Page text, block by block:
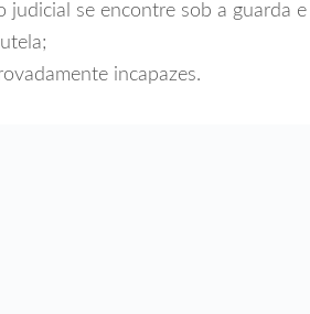
judicial se encontre sob a guarda
incapazes.